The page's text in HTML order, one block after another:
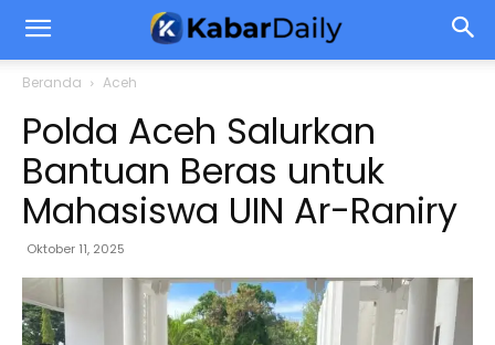
Beranda Aceh
Polda Aceh Salurkan
Bantuan Beras untuk
Mahasiswa UIN Ar-Raniry
Oktober 11, 2025